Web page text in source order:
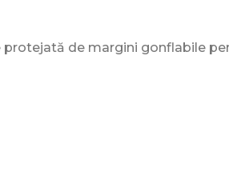
de margini gonflabile